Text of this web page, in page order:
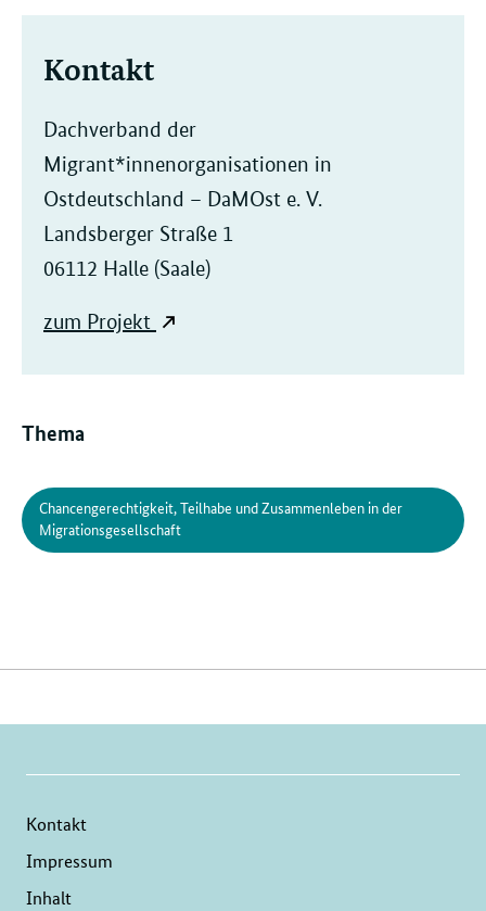
Kontakt
Dachverband der
Migrant*innenorganisationen in
Ostdeutschland – DaMOst e. V.
Landsberger Straße 1
06112 Halle (Saale)
zum Projekt
Thema
Chancengerechtigkeit, Teilhabe und Zusammenleben in der
Migrationsgesellschaft
Inhalte
Kontakt
Impressum
Inhalt